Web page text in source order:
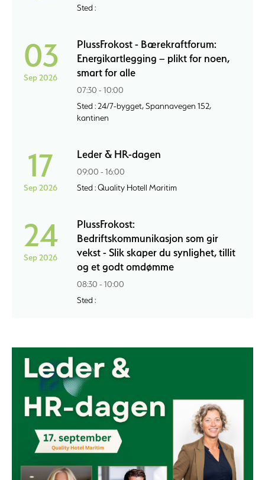
Sted :
03
Sep 2026
PlussFrokost - Bærekraftforum:
Energikartlegging – plikt for noen,
smart for alle
07:30 - 10:00
Sted : 24/7-bygget, Spannavegen 152,
kantinen
17
Sep 2026
Leder & HR-dagen
09:00 - 16:00
Sted : Quality Hotell Maritim
24
Sep 2026
PlussFrokost:
Bedriftskommunikasjon som gir
vekst - Slik skaper du synlighet, tillit
og et godt omdømme
08:30 - 10:00
Sted :